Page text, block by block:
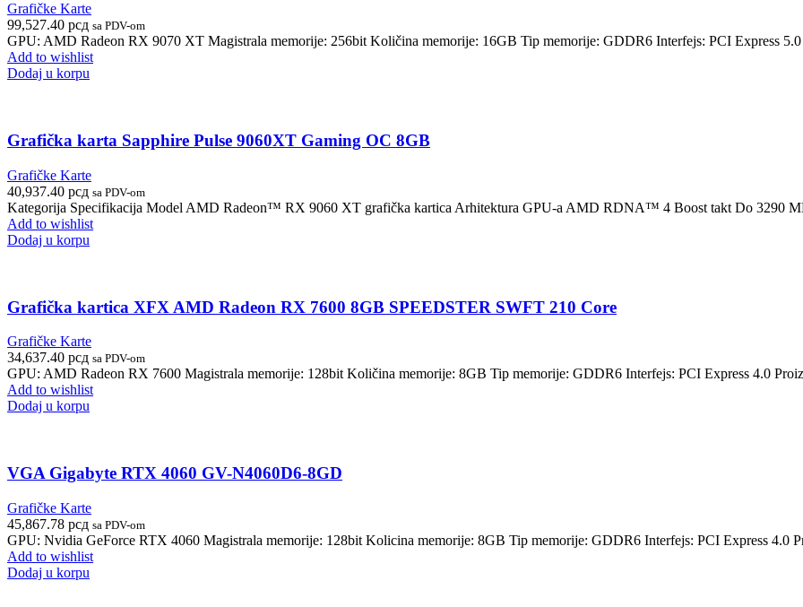
Grafičke Karte
99,527.40 рсд sa PDV-om
GPU: AMD Radeon RX 9070 XT Magistrala memorije: 256bit Količina memorije: 16GB Tip memorije: GDDR6 Interfejs: PCI Express
Add to wishlist
Dodaj u korpu
Grafička karta Sapphire Pulse 9060XT Gaming OC 8GB
Grafičke Karte
40,937.40 рсд sa PDV-om
Kategorija Specifikacija Model AMD Radeon™ RX 9060 XT grafička kartica Arhitektura GPU-a AMD RDNA™ 4 Boost takt Do 3290
Add to wishlist
Dodaj u korpu
Grafička kartica XFX AMD Radeon RX 7600 8GB SPEEDSTER SWFT 210 Core
Grafičke Karte
34,637.40 рсд sa PDV-om
GPU: AMD Radeon RX 7600 Magistrala memorije: 128bit Količina memorije: 8GB Tip memorije: GDDR6 Interfejs: PCI Express 4.0
Add to wishlist
Dodaj u korpu
VGA Gigabyte RTX 4060 GV-N4060D6-8GD
Grafičke Karte
45,867.78 рсд sa PDV-om
GPU: Nvidia GeForce RTX 4060 Magistrala memorije: 128bit Kolicina memorije: 8GB Tip memorije: GDDR6 Interfejs: PCI Express 4.0
Add to wishlist
Dodaj u korpu